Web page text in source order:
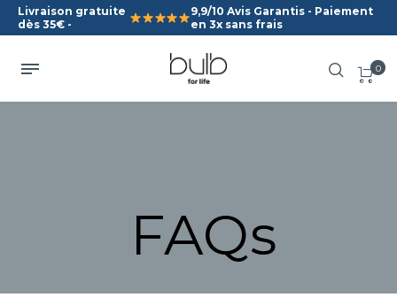
Livraison gratuite
dès 35€ -
9,9/10 Avis Garantis - Paiement
en 3x sans frais
0
FAQs